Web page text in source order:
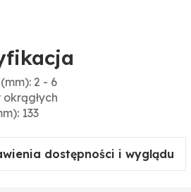
2 - 6
133
dostępności i wyglądu